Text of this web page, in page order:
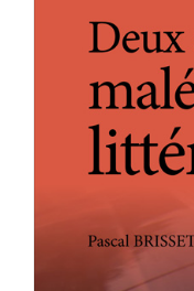
Achat en ligne
Panier WooCommerce